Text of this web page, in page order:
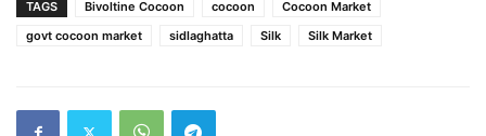
TAGS Bivoltine Cocoon cocoon
Cocoon Market
govt cocoon market
sidlaghatta Silk Silk Market